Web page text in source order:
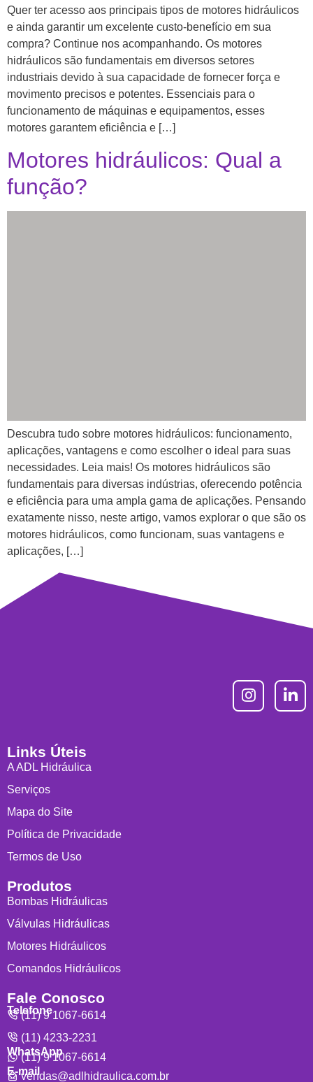
Quer ter acesso aos principais tipos de motores hidráulicos
e ainda garantir um excelente custo-benefício em sua
compra? Continue nos acompanhando. Os motores
hidráulicos são fundamentais em diversos setores
industriais devido à sua capacidade de fornecer força e
movimento precisos e potentes. Essenciais para o
funcionamento de máquinas e equipamentos, esses
motores garantem eficiência e […]
Motores hidráulicos: Qual a
função?
Descubra tudo sobre motores hidráulicos: funcionamento,
aplicações, vantagens e como escolher o ideal para suas
necessidades. Leia mais! Os motores hidráulicos são
fundamentais para diversas indústrias, oferecendo potência
e eficiência para uma ampla gama de aplicações. Pensando
exatamente nisso, neste artigo, vamos explorar o que são os
motores hidráulicos, como funcionam, suas vantagens e
aplicações, […]
Links Úteis
A ADL Hidráulica
Serviços
Mapa do Site
Política de Privacidade
Termos de Uso
Produtos
Bombas Hidráulicas
Válvulas Hidráulicas
Motores Hidráulicos
Comandos Hidráulicos
Fale Conosco
Telefone
(11) 9 1067-6614
(11) 4233-2231
WhatsApp
(11) 9 1067-6614
E-mail
vendas@adlhidraulica.com.br